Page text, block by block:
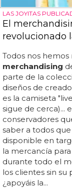
LAS JOYITAS
El
revolucionado
Todos nos
merchandising
parte de la
diseños de
es la camiseta
sigue de cerca)...
conservadores
saber a todos
disponible en
la mercancía
durante todo el
los clientes sin su
¿apoyáis la...